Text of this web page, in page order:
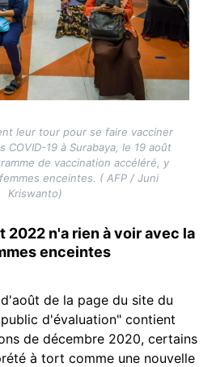
leur tour pour se faire vacciner
COVID-19 à Surabaya, le 19 août
de vaccination accéléré, y
enceintes. ( AFP / Juni
Kriswanto)
2022 n'a rien à voir avec la
enceintes
de la page du site du
d'évaluation" contient
de décembre 2020, certains
à tort comme une nouvelle